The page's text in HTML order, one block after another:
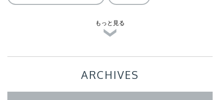
もっと見る
ARCHIVES